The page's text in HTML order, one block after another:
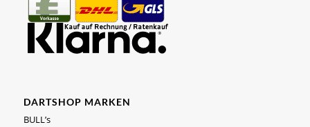
DARTSHOP MARKEN
BULL’s